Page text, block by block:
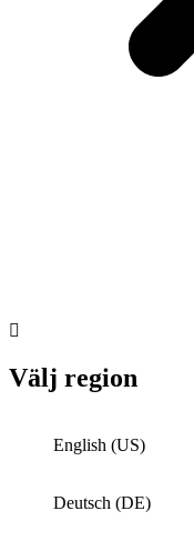
Välj region
English (US)
Deutsch (DE)